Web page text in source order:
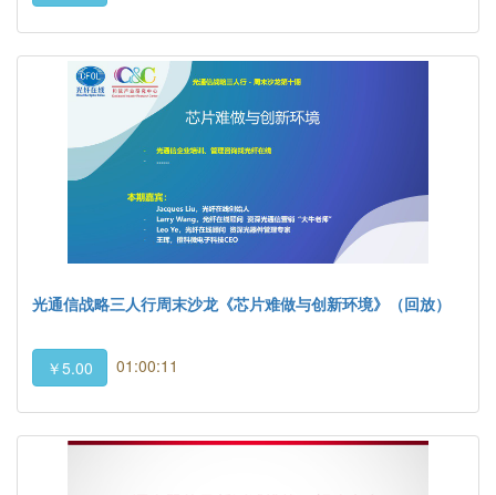
光通信战略三人行周末沙龙《芯片难做与创新环境》（回放）
￥5.00 01:00:11